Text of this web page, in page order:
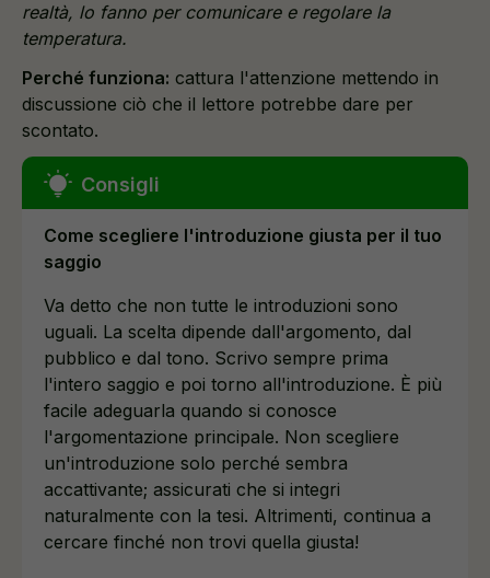
realtà, lo fanno per comunicare e regolare la
temperatura.
Perché funziona: cattura l'attenzione mettendo in
discussione ciò che il lettore potrebbe dare per
scontato.
Come scegliere l'introduzione giusta per il tuo
saggio
Va detto che non tutte le introduzioni sono
uguali. La scelta dipende dall'argomento, dal
pubblico e dal tono. Scrivo sempre prima
l'intero saggio e poi torno all'introduzione. È più
facile adeguarla quando si conosce
l'argomentazione principale. Non scegliere
un'introduzione solo perché sembra
accattivante; assicurati che si integri
naturalmente con la tesi. Altrimenti, continua a
cercare finché non trovi quella giusta!